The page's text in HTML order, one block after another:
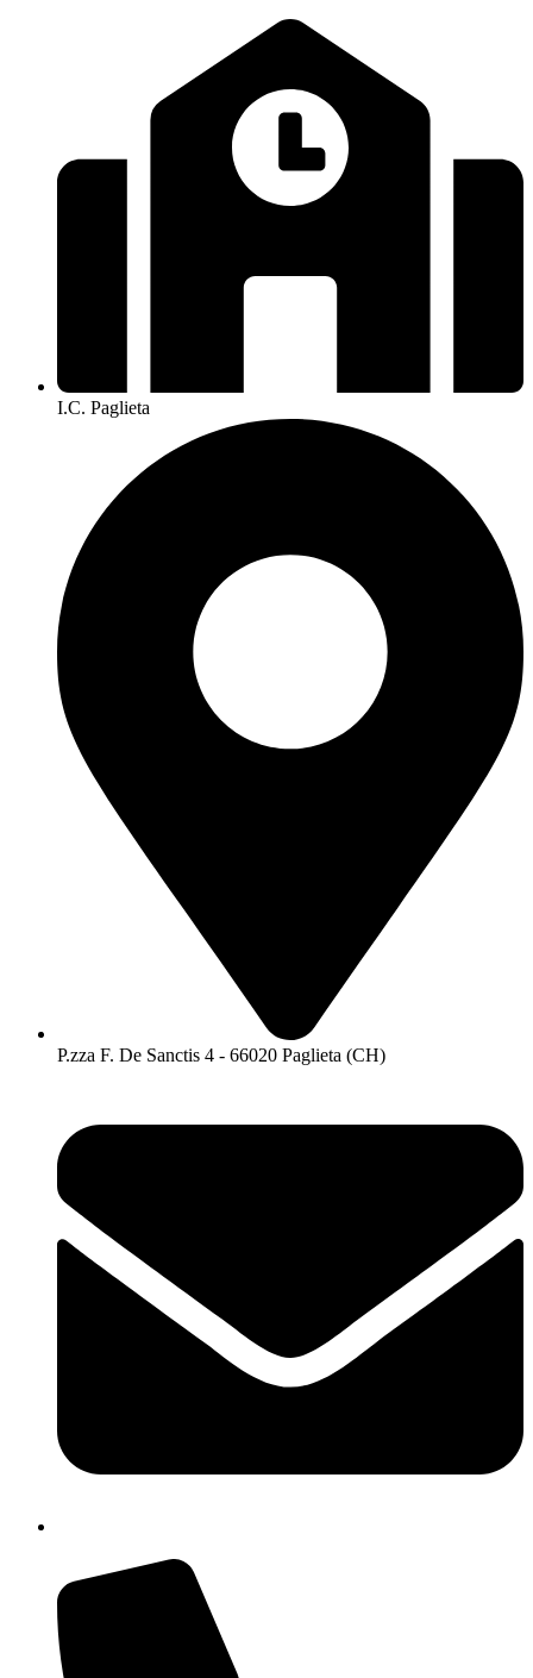
I.C. Paglieta
P.zza F. De Sanctis 4 - 66020 Paglieta (CH)